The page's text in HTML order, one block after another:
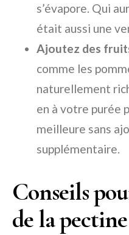
s’évapore. Qui
était aussi une
Ajoutez des
comme les
naturellement
en à votre purée
meilleure sans
supplémentaire.
Conseils
de la pectine